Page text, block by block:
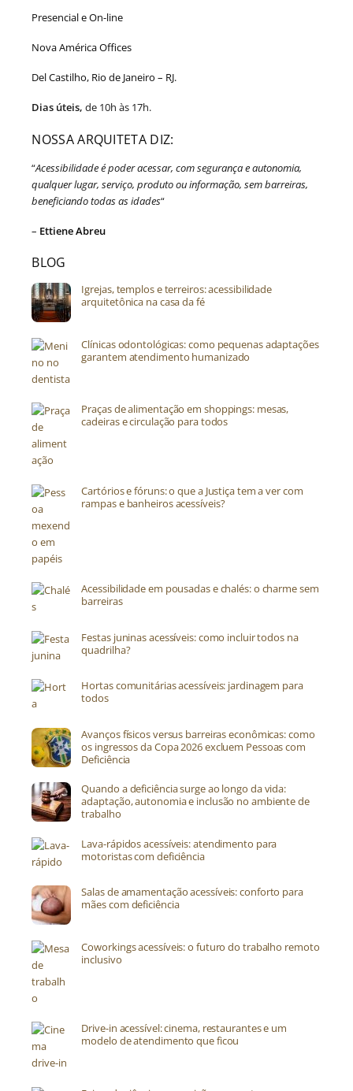
Presencial e On-line
Nova América Offices
Del Castilho, Rio de Janeiro – RJ.
Dias úteis, de 10h às 17h.
NOSSA ARQUITETA DIZ:
“Acessibilidade é poder acessar, com segurança e autonomia,
qualquer lugar, serviço, produto ou informação, sem barreiras,
beneficiando todas as idades“
– Ettiene Abreu
BLOG
Igrejas, templos e terreiros: acessibilidade
arquitetônica na casa da fé
Clínicas odontológicas: como pequenas adaptações
garantem atendimento humanizado
Praças de alimentação em shoppings: mesas,
cadeiras e circulação para todos
Cartórios e fóruns: o que a Justiça tem a ver com
rampas e banheiros acessíveis?
Acessibilidade em pousadas e chalés: o charme sem
barreiras
Festas juninas acessíveis: como incluir todos na
quadrilha?
Hortas comunitárias acessíveis: jardinagem para
todos
Avanços físicos versus barreiras econômicas: como
os ingressos da Copa 2026 excluem Pessoas com
Deficiência
Quando a deficiência surge ao longo da vida:
adaptação, autonomia e inclusão no ambiente de
trabalho
Lava-rápidos acessíveis: atendimento para
motoristas com deficiência
Salas de amamentação acessíveis: conforto para
mães com deficiência
Coworkings acessíveis: o futuro do trabalho remoto
inclusivo
Drive-in acessível: cinema, restaurantes e um
modelo de atendimento que ficou